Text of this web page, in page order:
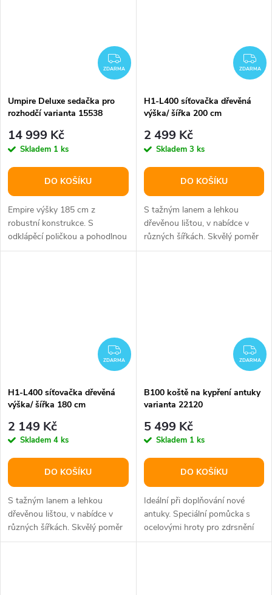
ZDARMA
ZDARMA
Umpire Deluxe sedačka pro
rozhodčí varianta 15538
14 999 Kč
Skladem 1 ks
DO KOŠÍKU
Empire výšky 185 cm z
robustní konstrukce. S
odklápěcí poličkou a pohodlnou
sedačkou.
ZDARMA
H1-L400 síťovačka dřevěná
výška/ šířka 200 cm
2 499 Kč
Skladem 3 ks
DO KOŠÍKU
S tažným lanem a lehkou
dřevěnou lištou, v nabídce v
různých šířkách. Skvělý poměr
výkonu/ceny.
ZDARMA
ZDARMA
H1-L400 síťovačka dřevěná
výška/ šířka 180 cm
2 149 Kč
Skladem 4 ks
DO KOŠÍKU
S tažným lanem a lehkou
dřevěnou lištou, v nabídce v
různých šířkách. Skvělý poměr
výkonu/ceny.
ZDARMA
B100 koště na kypření antuky
varianta 22120
5 499 Kč
Skladem 1 ks
DO KOŠÍKU
Ideální při doplňování nové
antuky. Speciální pomůcka s
ocelovými hroty pro zdrsnění
antukového dvorce.